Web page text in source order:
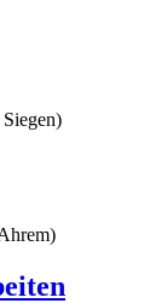
Siegen)
)